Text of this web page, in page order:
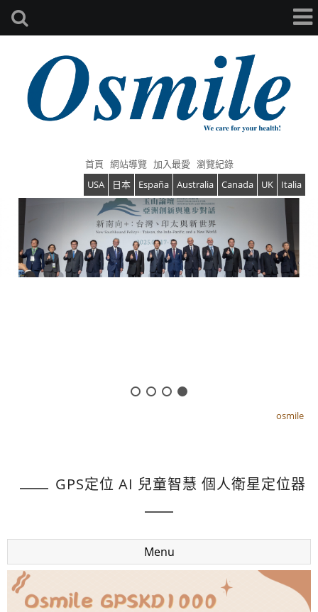
首頁 網站導覽 加入最愛
USA
日本 España Australia Canada UK Italia
瀏覽紀錄
osmile
GPS定位 AI 兒童智慧 個人衛星定位器
Menu